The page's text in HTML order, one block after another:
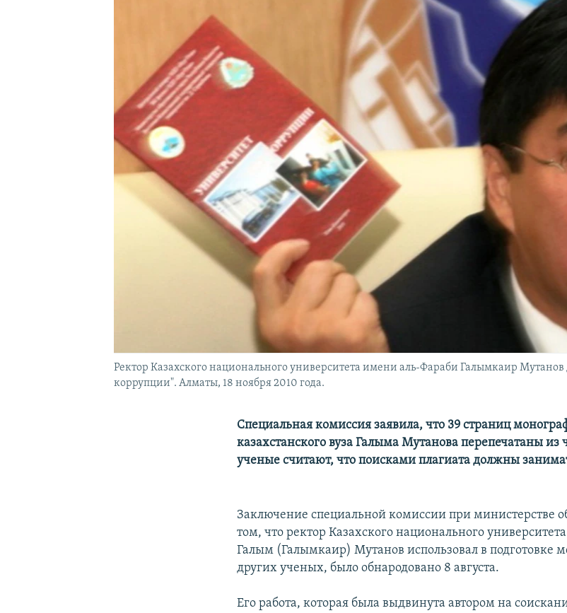
Ректор Казахского национального университета имени аль-Фараби Галымкаир
коррупции". Алматы, 18 ноября 2010 года.
Специальная комиссия заявила, что 39 страниц
казахстанского вуза Галыма Мутанова перепечатаны
ученые считают, что поисками плагиата должны
Заключение специальной комиссии при министерстве
том, что ректор Казахского национального
Галым (Галымкаир) Мутанов использовал в подготовке
других ученых, было обнародовано 8 августа.
Его работа, которая была выдвинута автором на